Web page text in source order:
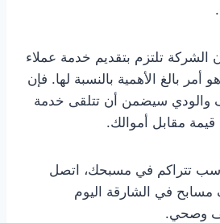
الشركة تلتزم بتقديم خدمة عملاء
أمر بالغ الأهمية بالنسبة لها. فإن
والودي سيضمن أن تتلقى خدمة
مقابل أموالك.
تتراكم في مسبحك، اتصل
في الشارقة اليوم
وصحي.